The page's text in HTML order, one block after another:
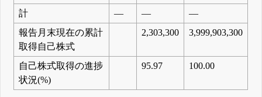
計 ― ―
―
報告月末現在の累計
取得自己株式
2,303,300 3,999,903,300
自己株式取得の進捗
状況(%)
95.97 100.00